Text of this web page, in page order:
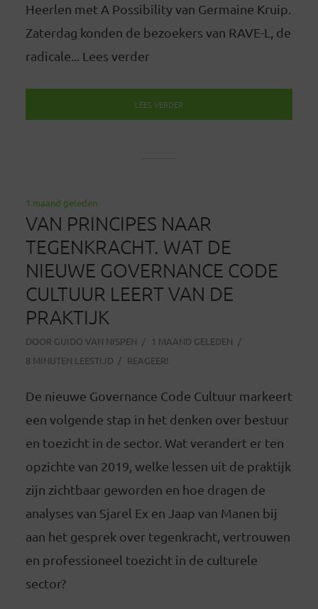
Heerlen met A Possibility van Germaine Kruip.
Zaterdag konden de bezoekers van RAVE-L, de
radicale... Lees verder
LEES VERDER
1 maand geleden
VAN PRINCIPES NAAR
TEGENKRACHT. WAT DE
NIEUWE GOVERNANCE CODE
CULTUUR LEERT VAN DE
PRAKTIJK
DOOR GUIDO VAN NISPEN
1 MAAND GELEDEN
8 MINUTEN LEESTIJD
REAGEER!
De nieuwe Governance Code Cultuur markeert
een volgende stap in het denken over bestuur
en toezicht in de sector. Wat verandert er ten
opzichte van 2019, welke lessen uit de praktijk
zijn zichtbaar geworden en hoe dragen de
analyses van Sjarel Ex en Jaap van Manen bij
aan het gesprek over tegenkracht, vertrouwen
en professioneel toezicht in de culturele
sector?